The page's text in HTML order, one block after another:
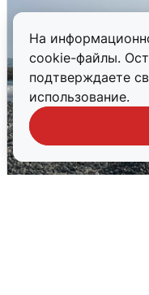
На
cookie-файлы.
подтверждаете
использование.